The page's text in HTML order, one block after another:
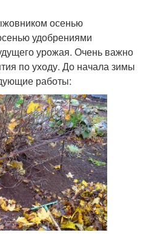
осенью
удобрениями
урожая. Очень важно
по уходу. До начала зимы
работы: